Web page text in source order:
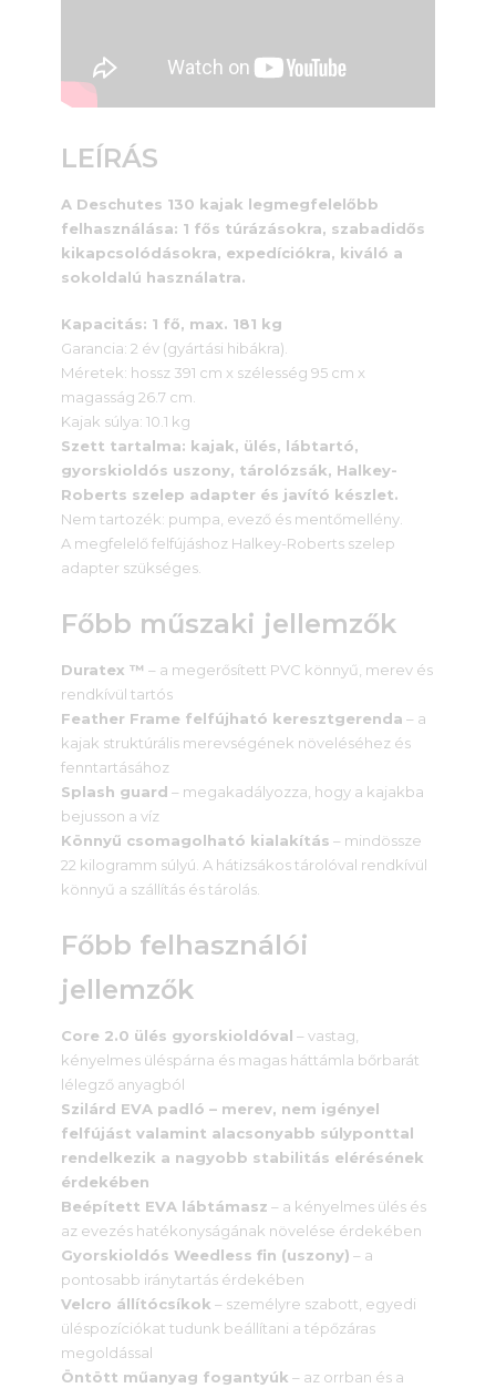
LEÍRÁS
A Deschutes 130 kajak legmegfelelőbb
felhasználása: 1 fős túrázásokra, szabadidős
kikapcsolódásokra, expedíciókra, kiváló a
sokoldalú használatra.
Kapacitás: 1 fő, max. 181 kg
Garancia: 2 év (gyártási hibákra).
Méretek: hossz 391 cm x szélesség 95 cm x
magasság 26.7 cm.
Kajak súlya: 10.1 kg
Szett tartalma: kajak, ülés, lábtartó,
gyorskioldós uszony, tárolózsák, Halkey-
Roberts szelep adapter és javító készlet.
Nem tartozék: pumpa, evező és mentőmellény.
A megfelelő felfújáshoz Halkey-Roberts szelep
adapter szükséges.
Főbb műszaki jellemzők
Duratex ™ – a megerősített PVC könnyű, merev és
rendkívül tartós
Feather Frame felfújható keresztgerenda – a
kajak struktúrális merevségének növeléséhez és
fenntartásához
Splash guard – megakadályozza, hogy a kajakba
bejusson a víz
Könnyű csomagolható kialakítás – mindössze
22 kilogramm súlyú. A hátizsákos tárolóval rendkívül
könnyű a szállítás és tárolás.
Főbb felhasználói
jellemzők
Core 2.0 ülés gyorskioldóval – vastag,
kényelmes üléspárna és magas háttámla bőrbarát
lélegző anyagból
Szilárd EVA padló – merev, nem igényel
felfújást valamint alacsonyabb súlyponttal
rendelkezik a nagyobb stabilitás elérésének
érdekében
Beépített EVA lábtámasz – a kényelmes ülés és
az evezés hatékonyságának növelése érdekében
Gyorskioldós Weedless fin (uszony) – a
pontosabb iránytartás érdekében
Velcro állítócsíkok – személyre szabott, egyedi
üléspozíciókat tudunk beállítani a tépőzáras
megoldással
Öntött műanyag fogantyúk – az orrban és a